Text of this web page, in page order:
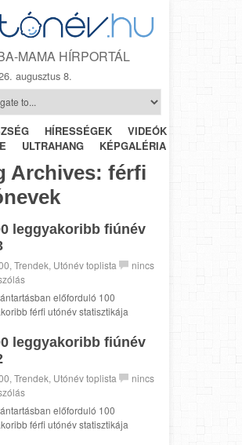
MAMA HÍRPORTÁL
augusztus 8.
HÍRESSÉGEK VIDEÓK
HÉTRŐL-
ULTRAHANG KÉPGALÉRIA
Archives: férfi
leggyakoribb fiúnév
, Trendek, Utónév toplista
nincs
előforduló 100
férfi utónév statisztikája
leggyakoribb fiúnév
, Trendek, Utónév toplista
nincs
előforduló 100
férfi utónév statisztikája